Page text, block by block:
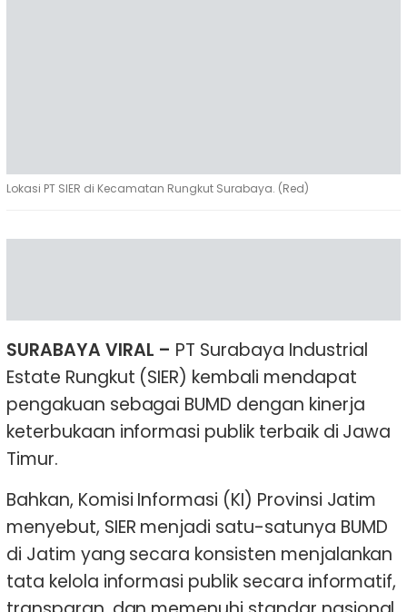
Lokasi PT SIER di Kecamatan Rungkut Surabaya. (Red)
SURABAYA VIRAL – PT Surabaya Industrial
Estate Rungkut (SIER) kembali mendapat
pengakuan sebagai BUMD dengan kinerja
keterbukaan informasi publik terbaik di Jawa
Timur.
Bahkan, Komisi Informasi (KI) Provinsi Jatim
menyebut, SIER menjadi satu-satunya BUMD
di Jatim yang secara konsisten menjalankan
tata kelola informasi publik secara informatif,